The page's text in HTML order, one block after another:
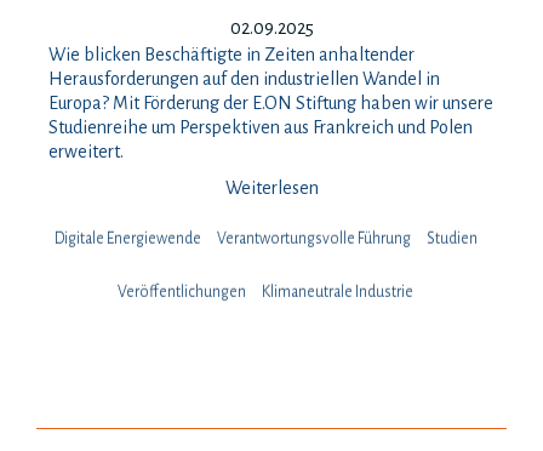
02.09.2025
Wie blicken Beschäftigte in Zeiten anhaltender
Herausforderungen auf den industriellen Wandel in
Europa? Mit Förderung der E.ON Stiftung haben wir unsere
Studienreihe um Perspektiven aus Frankreich und Polen
erweitert.
Weiterlesen
Digitale Energiewende Verantwortungsvolle Führung Studien
Veröffentlichungen Klimaneutrale Industrie